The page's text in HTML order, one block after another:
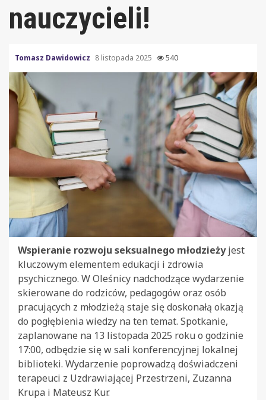
nauczycieli!
Tomasz Dawidowicz 8 listopada 2025 540
Wspieranie rozwoju seksualnego młodzieżyjest
kluczowym elementem edukacji i zdrowia
psychicznego. W Oleśnicy nadchodzące wydarzenie
skierowane do rodziców, pedagogów oraz osób
pracujących z młodzieżą staje się doskonałą okazją
do pogłębienia wiedzy na ten temat. Spotkanie,
zaplanowane na 13 listopada 2025 roku o godzinie
17:00, odbędzie się w sali konferencyjnej lokalnej
biblioteki. Wydarzenie poprowadzą doświadczeni
terapeuci z Uzdrawiającej Przestrzeni, Zuzanna
Krupa i Mateusz Kur.